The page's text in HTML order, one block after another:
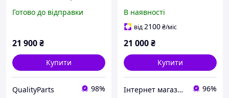
Готово до відправки
21 900₴
Купити
QualityParts 98%
посиленою антеною до
25 км радіус дії
В наявності
від2100₴/міс
21 000₴
Купити
Інтернет магазин Store7 96%